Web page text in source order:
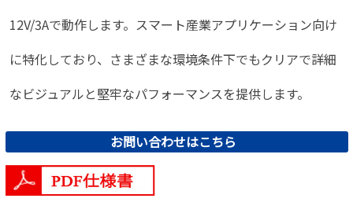
12V/3Aで動作します。スマート産業アプリケーション向け
に特化しており、さまざまな環境条件下でもクリアで詳細
なビジュアルと堅牢なパフォーマンスを提供します。
お問い合わせはこちら